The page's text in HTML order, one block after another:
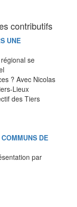
contributifs
UNE
se
? Avec Nicolas
Lieux
des Tiers
DE
par